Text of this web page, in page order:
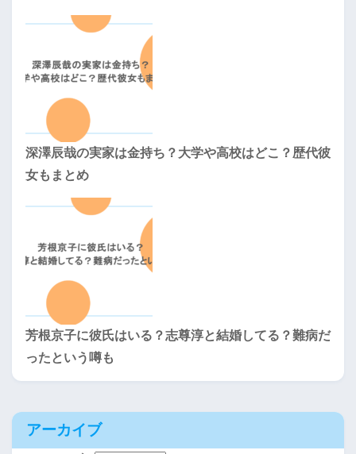
深澤辰哉の実家は金持ち？大学や高校はどこ？歴代彼
女もまとめ
芳根京子に彼氏はいる？志尊淳と結婚してる？難病だ
ったという噂も
アーカイブ